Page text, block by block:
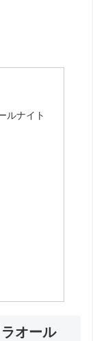
ルナイト
オール